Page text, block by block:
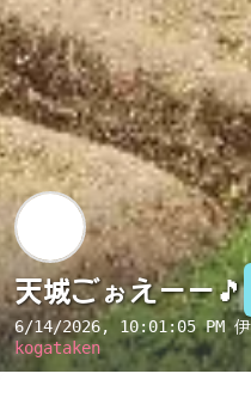
天城ごぉえーー🎵
6/14/2026, 10:01:05 PM
kogataken